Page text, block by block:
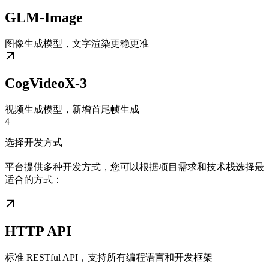
GLM-Image
图像生成模型，文字渲染更稳更准
CogVideoX-3
视频生成模型，新增首尾帧生成
4
选择开发方式
平台提供多种开发方式，您可以根据项目需求和技术栈选择最
适合的方式：
HTTP API
标准 RESTful API，支持所有编程语言和开发框架